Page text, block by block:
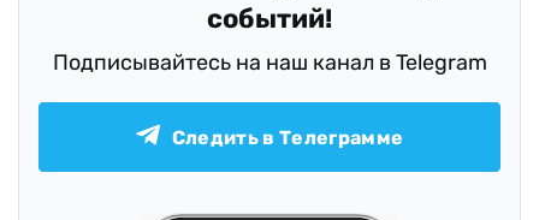
событий!
Подписывайтесь на наш канал в Telegram
Следить в Телеграмме